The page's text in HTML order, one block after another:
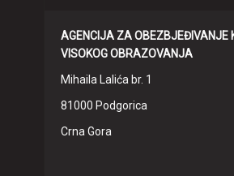
AGENCIJA ZA OBEZBJEĐIVANJE
VISOKOG OBRAZOVANJA
Mihaila Lalića br. 1
81000 Podgorica
Crna Gora